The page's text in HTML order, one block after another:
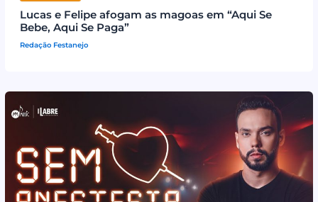
Lucas e Felipe afogam as magoas em “Aqui Se
Bebe, Aqui Se Paga”
Redação Festanejo